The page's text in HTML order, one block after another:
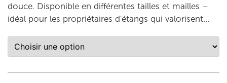
douce. Disponible en différentes tailles et mailles –
idéal pour les propriétaires d'étangs qui valorisent...